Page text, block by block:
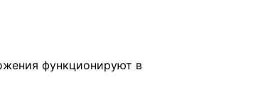
функционируют в